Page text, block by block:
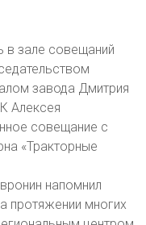
в зале совещаний
завода Дмитрия
Алексея
совещание с
«Тракторные
напомнил
протяжении многих